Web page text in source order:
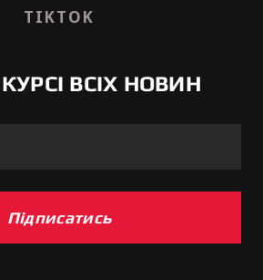
TIKTOK
ВСІХ НОВИН
Підписатись